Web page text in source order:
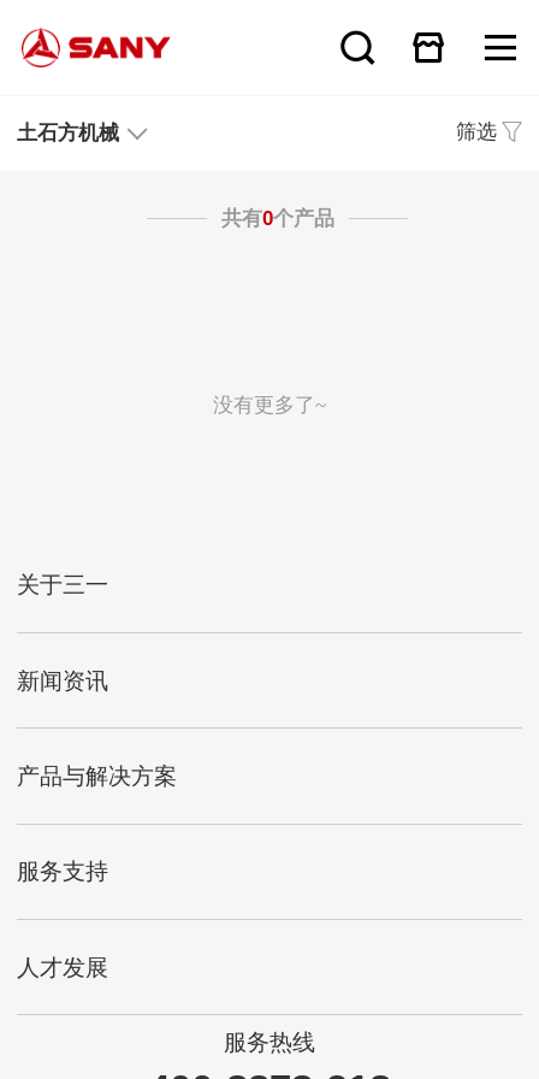
土石方机械 筛选
共有0个产品
没有更多了~
关于三一
新闻资讯
产品与解决方案
服务支持
人才发展
服务热线